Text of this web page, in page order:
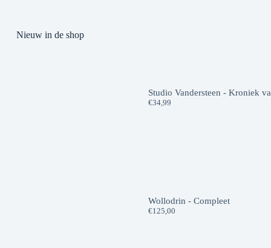
Nieuw in de shop
Studio Vandersteen - Kroniek
€34,99
Wollodrin - Compleet
€125,00